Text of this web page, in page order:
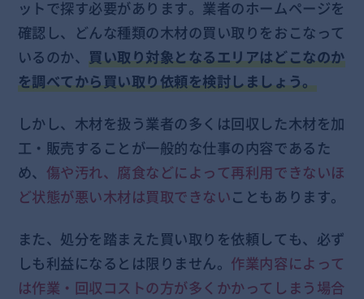
ットで探す必要があります。業者のホームページを
確認し、どんな種類の木材の買い取りをおこなって
いるのか、買い取り対象となるエリアはどこなのか
を調べてから買い取り依頼を検討しましょう。
しかし、木材を扱う業者の多くは回収した木材を加
工・販売することが一般的な仕事の内容であるた
め、 傷や汚れ、腐食などによって再利用できないほ
ど状態が悪い木材は買取できないこともあります。
また、処分を踏まえた買い取りを依頼しても、必ず
しも利益になるとは限りません。 作業内容によって
は作業・回収コストの方が多くかかってしまう場合